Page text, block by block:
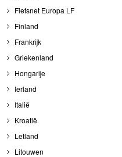
Fietsnet Europa LF
Finland
Frankrijk
Griekenland
Hongarije
Ierland
Italië
Kroatië
Letland
Litouwen